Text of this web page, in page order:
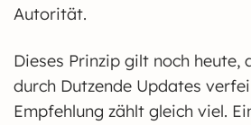
Autorität.
Dieses Prinzip gilt noch heute,
durch Dutzende Updates
Empfehlung zählt gleich viel.